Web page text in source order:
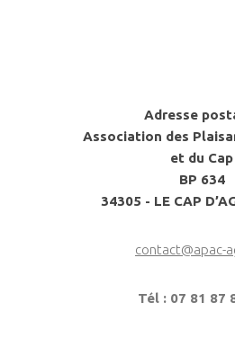
Adresse
Association des
et du Cap
BP 634
34305 - LE CAP
contact@apac-
Tél : 07 81 87